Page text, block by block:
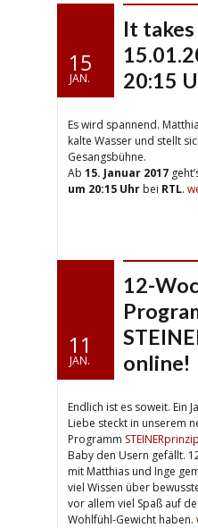
15
JAN.
It takes
20:15
Es wird spannend.
kalte Wasser und stellt
Gesangsbühne.
Ab 15. Januar 2017
um 20:15 Uhr bei RTL.
11
JAN.
12-
online!
Endlich ist es soweit. Ein
Liebe steckt in unserem
Programm STEINERprinzip
Baby den Usern gefällt.
mit Matthias und Inge
viel Wissen über
vor allem viel Spaß auf
Wohlfühl-Gewicht haben.